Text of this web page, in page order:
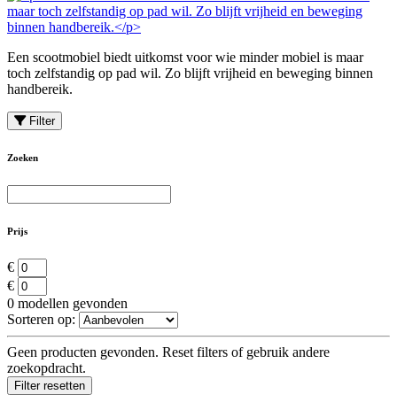
Een scootmobiel biedt uitkomst voor wie minder mobiel is maar
toch zelfstandig op pad wil. Zo blijft vrijheid en beweging binnen
handbereik.
Filter
Zoeken
Prijs
€
€
0 modellen gevonden
Sorteren op:
Geen producten gevonden. Reset filters of gebruik andere
zoekopdracht.
Filter resetten